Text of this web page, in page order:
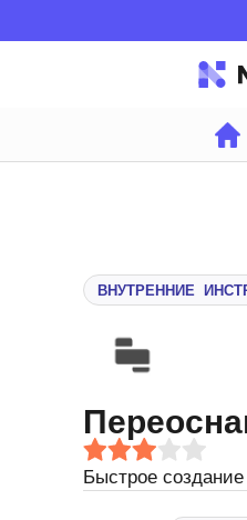
ВНУТРЕННИЕ
Быстрое создание